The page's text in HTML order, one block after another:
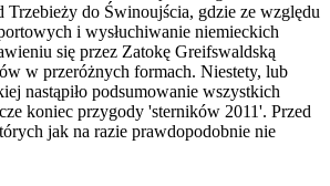
Trzebieży do Świnoujścia, gdzie ze względu
i wysłuchiwanie niemieckich
się przez Zatokę Greifswaldską
w przeróżnych formach. Niestety, lub
nastąpiło podsumowanie wszystkich
koniec przygody 'sterników 2011'. Przed
jak na razie prawdopodobnie nie